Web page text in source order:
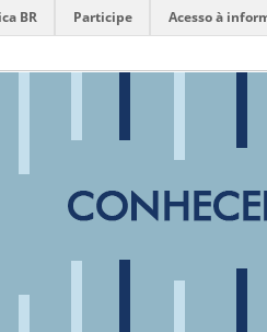
BR Participe Acesso à